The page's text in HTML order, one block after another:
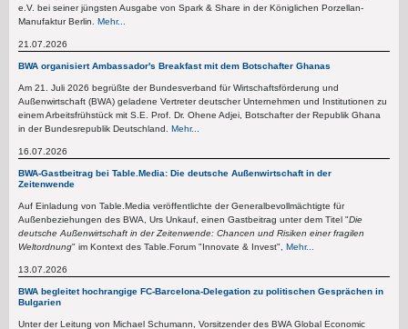
e.V. bei seiner jüngsten Ausgabe von Spark & Share in der Königlichen Porzellan-
Manufaktur Berlin. Mehr...
21.07.2026
BWA organisiert Ambassador's Breakfast mit dem Botschafter Ghanas
Am 21. Juli 2026 begrüßte der Bundesverband für Wirtschaftsförderung und
Außenwirtschaft (BWA) geladene Vertreter deutscher Unternehmen und Institutionen zu
einem Arbeitsfrühstück mit S.E. Prof. Dr. Ohene Adjei, Botschafter der Republik Ghana
in der Bundesrepublik Deutschland. Mehr...
16.07.2026
BWA-Gastbeitrag bei Table.Media: Die deutsche Außenwirtschaft in der
Zeitenwende
Auf Einladung von Table.Media veröffentlichte der Generalbevollmächtigte für
Außenbeziehungen des BWA, Urs Unkauf, einen Gastbeitrag unter dem Titel "Die
deutsche Außenwirtschaft in der Zeitenwende: Chancen und Risiken einer fragilen
Weltordnung" im Kontext des Table.Forum "Innovate & Invest", Mehr...
13.07.2026
BWA begleitet hochrangige FC-Barcelona-Delegation zu politischen Gesprächen in
Bulgarien
Unter der Leitung von Michael Schumann, Vorsitzender des BWA Global Economic